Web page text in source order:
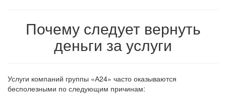
Почему следует вернуть
деньги за услуги
Услуги компаний группы «А24» часто оказываются
бесполезными по следующим причинам: